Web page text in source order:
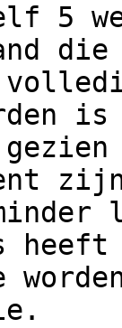
5
die
is
heeft